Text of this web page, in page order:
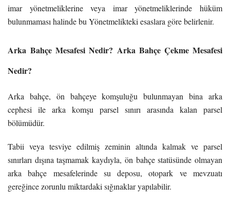
imar yönetmeliklerine veya imar yönetmeliklerinde hüküm
bulunmaması halinde bu Yönetmelikteki esaslara göre belirlenir.
Arka Bahçe Mesafesi Nedir? Arka Bahçe Çekme Mesafesi
Nedir?
Arka bahçe, ön bahçeye komşuluğu bulunmayan bina arka
cephesi ile arka komşu parsel sınırı arasında kalan parsel
bölümüdür.
Tabii veya tesviye edilmiş zeminin altında kalmak ve parsel
sınırları dışına taşmamak kaydıyla, ön bahçe statüsünde olmayan
arka bahçe mesafelerinde su deposu, otopark ve mevzuatı
gereğince zorunlu miktardaki sığınaklar yapılabilir.